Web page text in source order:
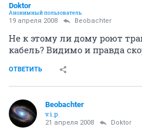
Doktor
Анонимный пользователь
19 апреля 2008 Beobachter
Не к этому ли дому роют
кабель? Видимо и правда
ОТВЕТИТЬ
Beobachter
v.i.p.
21 апреля 2008 Doktor